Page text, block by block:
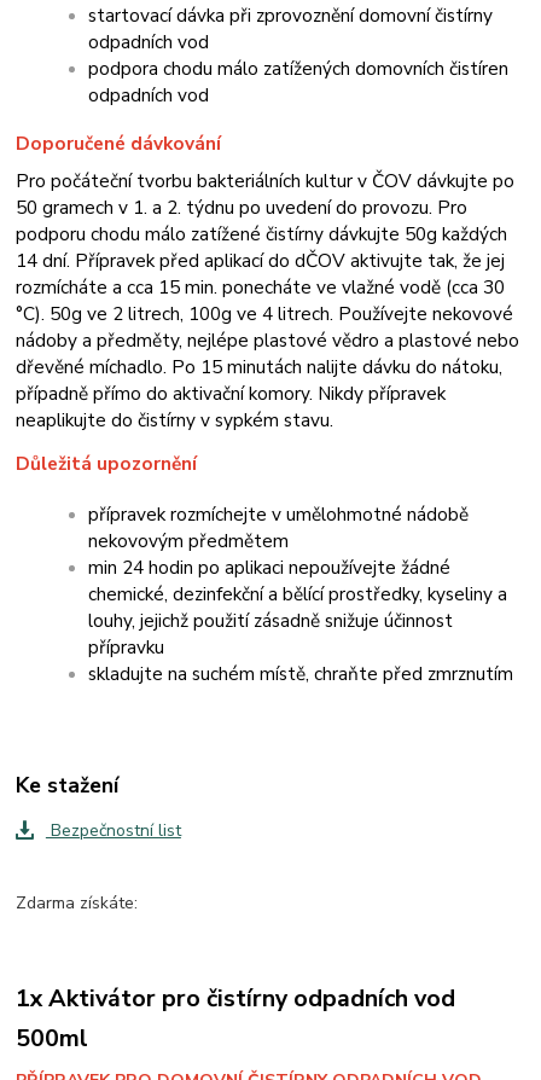
startovací dávka při zprovoznění domovní čistírny
odpadních vod
podpora chodu málo zatížených domovních čistíren
odpadních vod
Doporučené dávkování
Pro počáteční tvorbu bakteriálních kultur v ČOV dávkujte po
50 gramech v 1. a 2. týdnu po uvedení do provozu. Pro
podporu chodu málo zatížené čistírny dávkujte 50g každých
14 dní. Přípravek před aplikací do dČOV aktivujte tak, že jej
rozmícháte a cca 15 min. ponecháte ve vlažné vodě (cca 30
°C). 50g ve 2 litrech, 100g ve 4 litrech. Používejte nekovové
nádoby a předměty, nejlépe plastové vědro a plastové nebo
dřevěné míchadlo. Po 15 minutách nalijte dávku do nátoku,
případně přímo do aktivační komory. Nikdy přípravek
neaplikujte do čistírny v sypkém stavu.
Důležitá upozornění
přípravek rozmíchejte v umělohmotné nádobě
nekovovým předmětem
min 24 hodin po aplikaci nepoužívejte žádné
chemické, dezinfekční a bělící prostředky, kyseliny a
louhy, jejichž použití zásadně snižuje účinnost
přípravku
skladujte na suchém místě, chraňte před zmrznutím
Ke stažení
Bezpečnostní list
Zdarma získáte:
1x Aktivátor pro čistírny odpadních vod
500ml